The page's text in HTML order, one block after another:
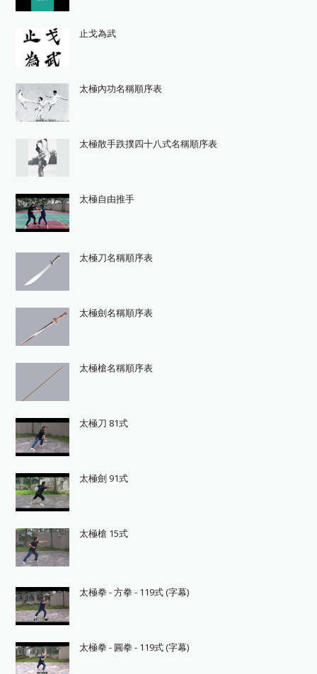
止戈為武
太極內功名稱順序表
太極散手跌撲四十八式名稱順序表
太極自由推手
太極刀名稱順序表
太極劍名稱順序表
太極槍名稱順序表
太極刀 81式
太極劍 91式
太極槍 15式
太極拳 - 方拳 - 119式 (字幕)
太極拳 - 圓拳 - 119式 (字幕)